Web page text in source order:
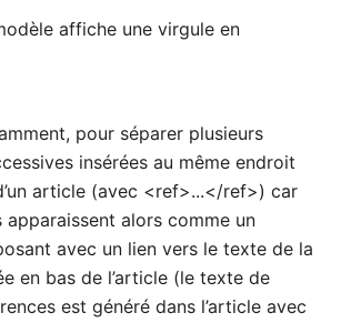
affiche une virgule en
pour séparer plusieurs
insérées au même endroit
article (avec <ref>...</ref>) car
apparaissent alors comme un
avec un lien vers le texte de la
en bas de l’article (le texte de
est généré dans l’article avec